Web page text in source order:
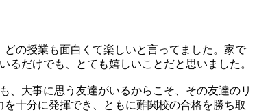
の授業も面白くて楽しいと言ってました。家で
だけでも、とても嬉しいことだと思いました。
、大事に思う友達がいるからこそ、その友達のリ
十分に発揮でき、ともに難関校の合格を勝ち取